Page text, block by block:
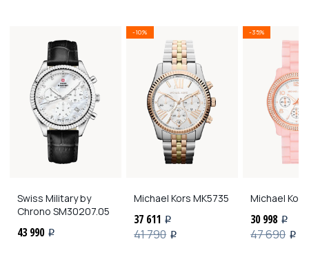
Swiss Military by
Chrono SM30207.05
43 990 i
-10%
Michael Kors MK5735
37 611 i
41 790 i
-35%
Michael Kors
30 998 i
47 690 i